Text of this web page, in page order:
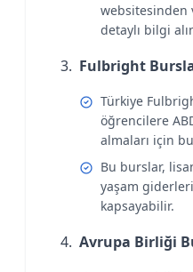
websitesinden
detaylı bilgi
Fulbright
Türkiye
öğrencilere
almaları için
Bu burslar,
yaşam
kapsayabilir.
Avrupa Birliği